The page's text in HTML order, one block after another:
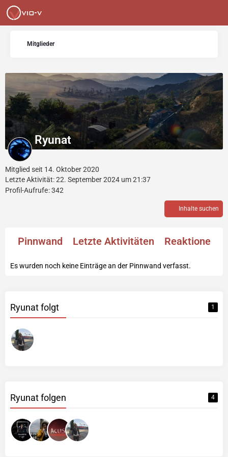
Mitglieder
Ryunat
Mitglied seit 14. Oktober 2020
Letzte Aktivität:22. September 2024 um 21:37
Profil-Aufrufe 342
Inhalte suchen
Pinnwand Letzte Aktivitäten Reaktionen
Es wurden noch keine Einträge an der Pinnwand verfasst.
Ryunat folgt 1
Ryunat folgen 4